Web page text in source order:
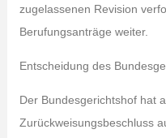
zugelassenen Revision
Berufungsanträge weiter.
Entscheidung des
Der Bundesgerichtshof hat
Zurückweisungsbeschluss